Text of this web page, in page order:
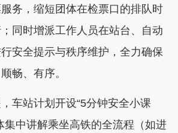
务，缩短团体在检票口的排队时
同时增派工作人员在站台、自动
安全提示与秩序维护，全力确保
畅、有序。
站计划开设“5分钟安全小课
集中讲解乘坐高铁的全流程（如进